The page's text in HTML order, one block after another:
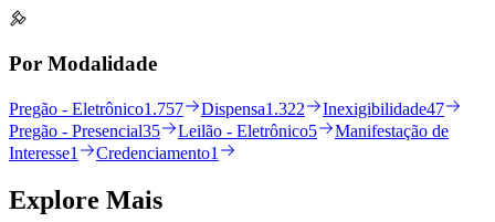
Por Modalidade
Pregão - Eletrônico1.757 Dispensa1.322 Inexigibilidade47
Pregão - Presencial35 Leilão - Eletrônico5
Manifestação de
Interesse1 Credenciamento1
Explore Mais